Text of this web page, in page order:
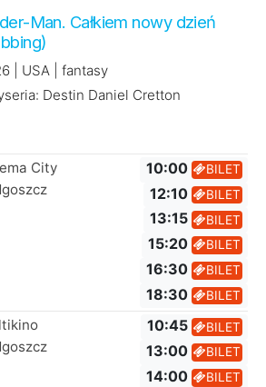
Man. Całkiem nowy dzień
| USA | fantasy
Destin Daniel Cretton
City
10:00 BILET
12:10 BILET
13:15 BILET
15:20 BILET
16:30 BILET
18:30 BILET
10:45 BILET
13:00 BILET
14:00 BILET